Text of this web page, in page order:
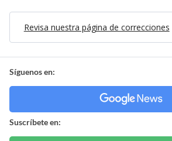
Revisa nuestra página de correcciones
Síguenos en:
Suscríbete en: